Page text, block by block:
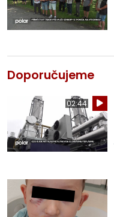
Doporučujeme
02:44